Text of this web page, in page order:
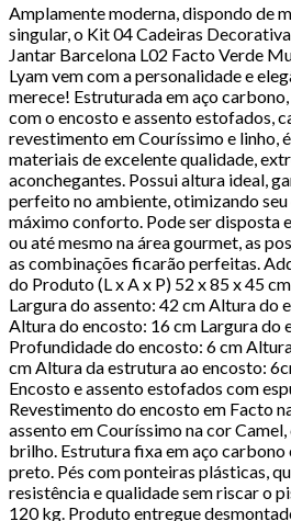
Amplamente moderna, dispondo de
singular, o Kit 04 Cadeiras
Jantar Barcelona L02 Facto Verde
Lyam vem com a personalidade e
merece! Estruturada em aço
com o encosto e assento estofados,
revestimento em Couríssimo e linho,
materiais de excelente qualidade,
aconchegantes. Possui altura ideal,
perfeito no ambiente, otimizando
máximo conforto. Pode ser disposta
ou até mesmo na área gourmet, as
as combinações ficarão perfeitas.
do Produto (L x A x P) 52 x 85 x 45
Largura do assento: 42 cm Altura do
Altura do encosto: 16 cm Largura do
Profundidade do encosto: 6 cm
cm Altura da estrutura ao encosto:
Encosto e assento estofados com
Revestimento do encosto em Facto
assento em Couríssimo na cor
brilho. Estrutura fixa em aço
preto. Pés com ponteiras plásticas,
resistência e qualidade sem riscar o
120 kg. Produto entregue